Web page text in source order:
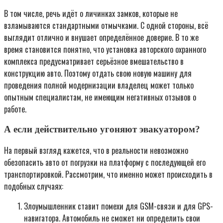
В том числе, речь идёт о личинках замков, которые не
взламываются стандартными отмычками. С одной стороны, всё
выглядит отлично и внушает определённое доверие. В то же
время становится понятно, что установка авторского охранного
комплекса предусматривает серьёзное вмешательство в
конструкцию авто. Поэтому отдать свою новую машину для
проведения полной модернизации владелец может только
опытным специалистам, не имеющим негативных отзывов о
работе.
А если действительно угоняют эвакуатором?
На первый взгляд кажется, что в реальности невозможно
обезопасить авто от погрузки на платформу с последующей его
транспортировкой. Рассмотрим, что именно может происходить в
подобных случаях:
Злоумышленник ставит помехи для GSM-связи и для GPS-
навигатора. Автомобиль не сможет ни определить свои